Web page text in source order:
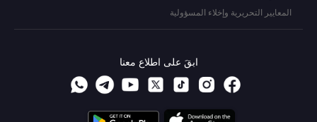
المعايير التحريرية وإخلاء المسؤولية
ابقَ على اطلاع معنا